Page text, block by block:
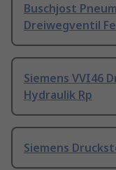
Buschjost
Dreiwegventil
Siemens VVI46
Hydraulik Rp
Siemens